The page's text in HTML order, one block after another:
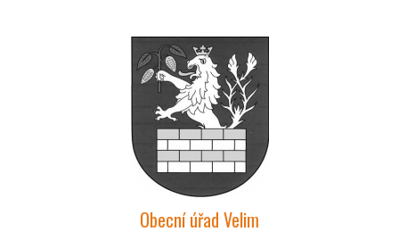
Obecní úřad Velim